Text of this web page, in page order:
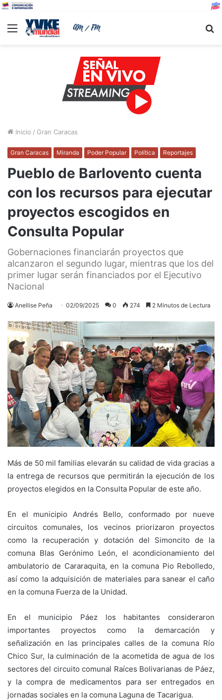
Menu
Inicio / Gran Caracas
Gran Caracas Miranda Poder Popular Política Reportajes
Pueblo de Barlovento cuenta
con los recursos para ejecutar
proyectos escogidos en
Consulta Popular
Gobernaciones financiarán proyectos que
alcanzaron el segundo lugar, mientras que los del
primer lugar serán financiados por el Ejecutivo
Nacional
Anellise Peña 02/09/2025 0 274 2 Minutos de Lectura
Más de 50 mil familias elevarán su calidad de vida gracias a
la entrega de recursos que permitirán la ejecución de los
proyectos elegidos en la Consulta Popular de este año.
En el municipio Andrés Bello, conformado por nueve
circuitos comunales, los vecinos priorizaron proyectos
como la recuperación y dotación del Simoncito de la
comuna Blas Gerónimo León, el acondicionamiento del
ambulatorio de Cararaquita, en la comuna Pio Rebolledo,
así como la adquisición de materiales para sanear el caño
en la comuna Fuerza de la Unidad.
En el municipio Páez los habitantes consideraron
importantes proyectos como la demarcación y
señalización en las principales calles de la comuna Río
Chico Sur, la culminación de la acometida de agua de los
sectores del circuito comunal Raíces Bolivarianas de Páez,
y la compra de medicamentos para ser entregados en
jornadas sociales en la comuna Laguna de Tacarigua.